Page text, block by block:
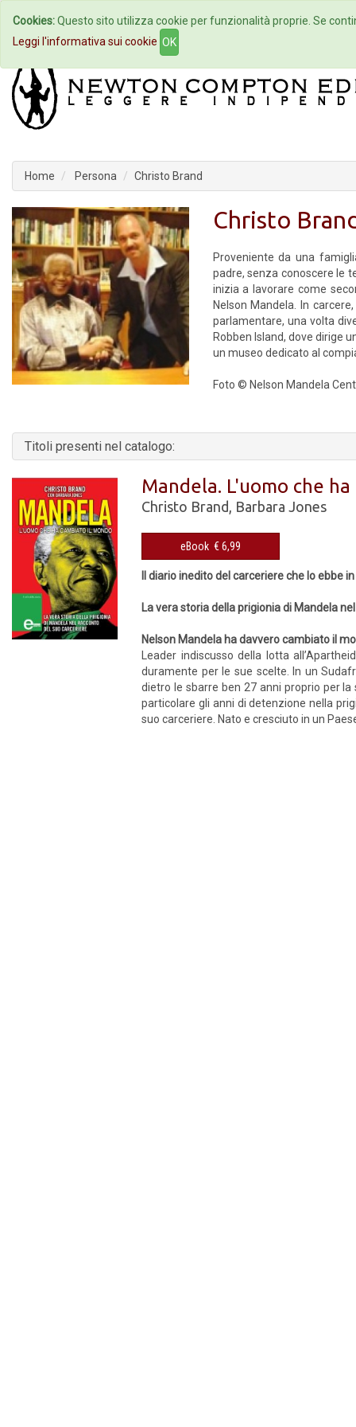
Home Autori Eventi
Home Persona Christo Brand
Christo
Proveniente da una
padre, senza conoscere le
inizia a lavorare come
Nelson Mandela. In
parlamentare, una volta
Robben Island, dove dirige
un museo dedicato al
Foto © Nelson Mandela
Titoli presenti nel catalogo:
Mandela. L'uomo che
Christo Brand, Barbara Jones
eBook € 6,99
Il diario inedito del carceriere che lo ebbe
La vera storia della prigionia di Mandela
Nelson Mandela ha davvero cambiato il
Leader indiscusso della lotta
duramente per le sue scelte. In un
dietro le sbarre ben 27 anni proprio per
particolare gli anni di detenzione nella
suo carceriere. Nato e cresciuto in un
Cookies:Questo sito utilizza cookie per funzionalità proprie. Se
Leggi l'informativa sui cookie OK